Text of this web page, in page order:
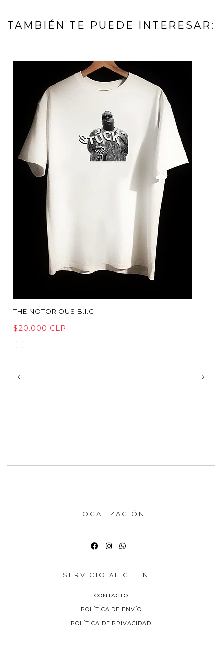
TAMBIÉN TE PUEDE INTERESAR:
THE NOTORIOUS B.I.G
$20.000 CLP
LOCALIZACIÓN
SERVICIO AL CLIENTE
CONTACTO
POLÍTICA DE ENVÍO
POLÍTICA DE PRIVACIDAD